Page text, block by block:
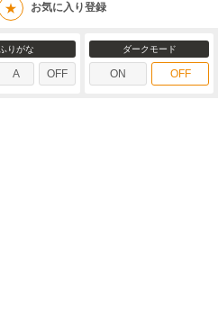
★ お気に入り登録
ふりがな
A OFF
ダークモード
ON OFF